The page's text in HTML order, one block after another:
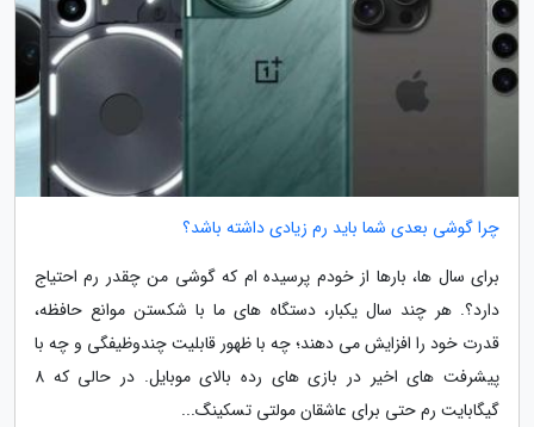
چرا گوشی بعدی شما باید رم زیادی داشته باشد؟
برای سال ها، بارها از خودم پرسیده ام که گوشی من چقدر رم احتیاج
دارد؟. هر چند سال یکبار، دستگاه های ما با شکستن موانع حافظه،
قدرت خود را افزایش می دهند؛ چه با ظهور قابلیت چندوظیفگی و چه با
پیشرفت های اخیر در بازی های رده بالای موبایل. در حالی که 8
گیگابایت رم حتی برای عاشقان مولتی تسکینگ...